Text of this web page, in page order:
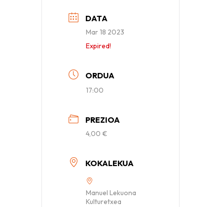
DATA
Mar 18 2023
Expired!
ORDUA
17:00
PREZIOA
4,00 €
KOKALEKUA
Manuel Lekuona
Kulturetxea